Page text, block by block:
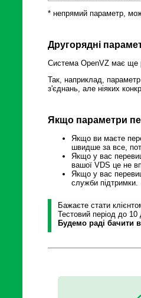
* непрямий параметр,
Другорядні
Система OpenVZ має ще
Так, наприклад,
з'єднань, але ніяких
Якщо параметри
Якщо ви маєте
швидше за все,
Якщо у вас
вашої VDS це не
Якщо у вас
служби підтримки.
Бажаєте стати
Тестовий період до 10
Будемо раді бачити